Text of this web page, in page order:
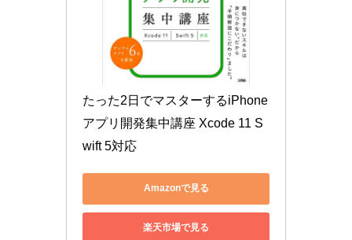
たった2日でマスターするiPhone
アプリ開発集中講座 Xcode 11 S
wift 5対応
Amazonで見る
楽天市場で見る